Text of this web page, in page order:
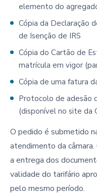
elemento do
Cópia da Declaração
de Isenção de IRS
Cópia do Cartão de
matrícula em vigor
Cópia de uma fatura
Protocolo de adesão
(disponível no site da
O pedido é submetido
atendimento da
a entrega dos
validade do tarifário
pelo mesmo período.